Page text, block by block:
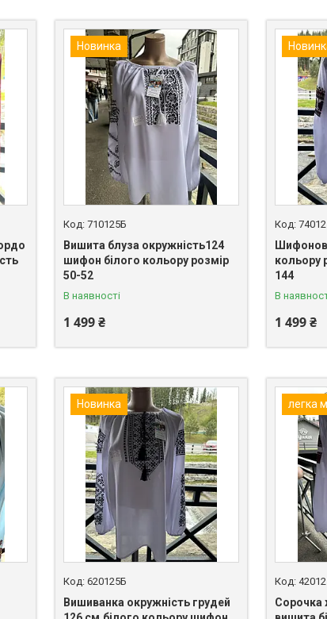
Новинка
710125Б
Вишита блуза окружність124
шифон білого кольору розмір
50-52
В наявності
1 499 ₴
кольору
144
В
1 499 ₴
Новинка
620125Б
Вишиванка окружність грудей
легка
Сорочка